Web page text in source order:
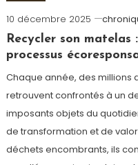
10 décembre 2025
Recycler son matelas
processus
Chaque année, des millions
retrouvent confrontés à un
imposants objets du
de transformation et de
déchets encombrants, ils